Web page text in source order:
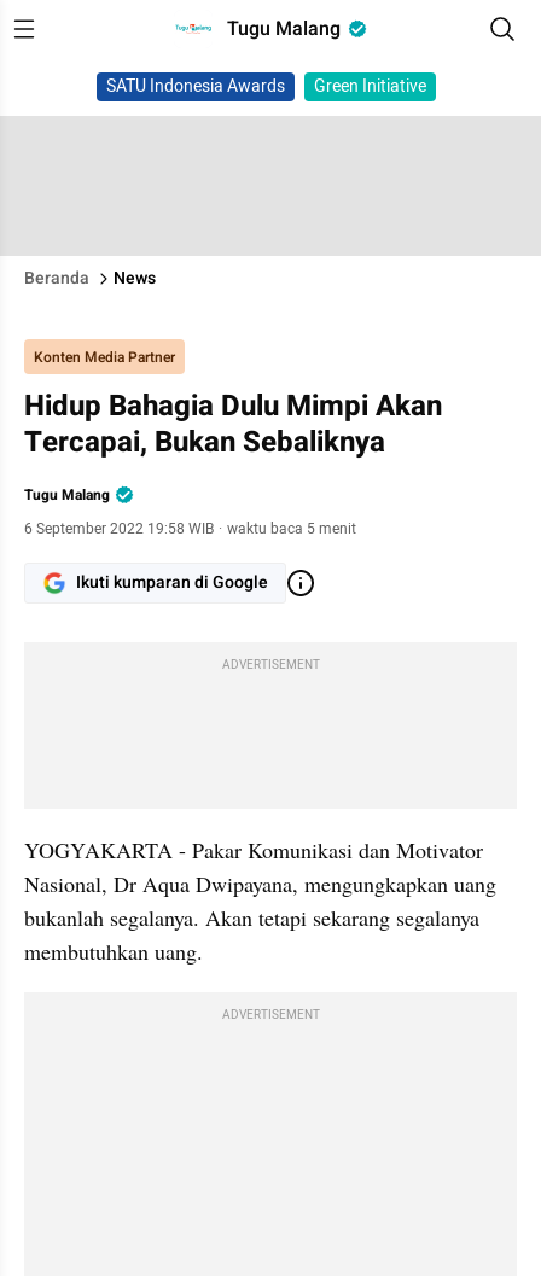
Tugu Malang
SATU Indonesia Awards Green Initiative
Beranda News
Konten Media Partner
Hidup Bahagia Dulu Mimpi Akan
Tercapai, Bukan Sebaliknya
Tugu Malang
6 September 2022 19:58 WIB · waktu baca 5 menit
Ikuti kumparan di Google
ADVERTISEMENT
YOGYAKARTA - Pakar Komunikasi dan Motivator
Nasional, Dr Aqua Dwipayana, mengungkapkan uang
bukanlah segalanya. Akan tetapi sekarang segalanya
membutuhkan uang.
ADVERTISEMENT